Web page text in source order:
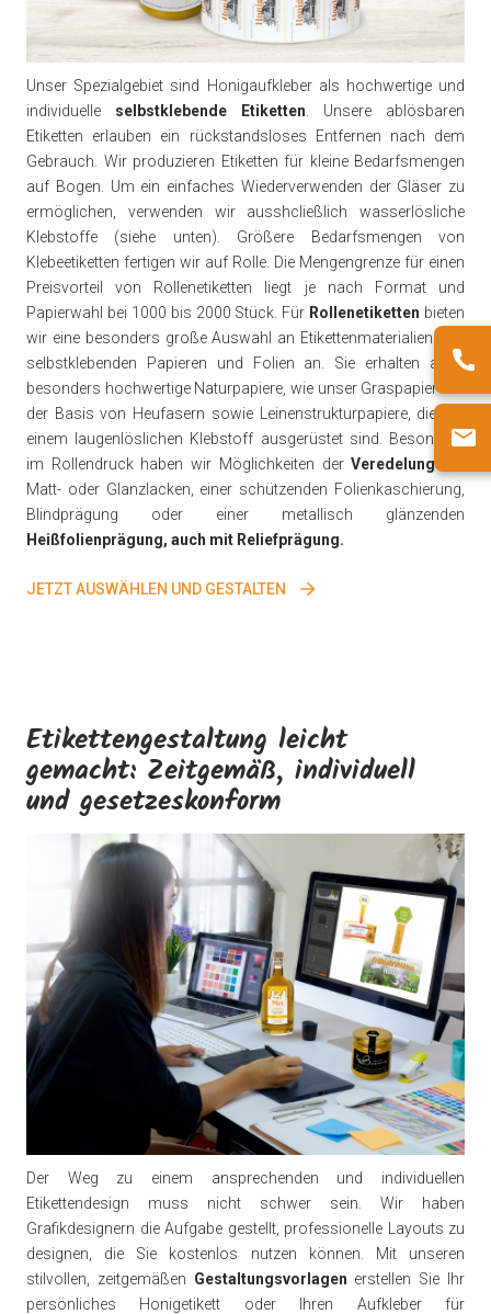
Unser Spezialgebiet sind Honigaufkleber als hochwertige und
individuelle selbstklebende Etiketten . Unsere ablösbaren
Etiketten erlauben ein rückstandsloses Entfernen‎ nach dem
Gebrauch. Wir produzieren Etiketten für kleine Bedarfsmengen
auf Bogen. Um ein einfaches Wiederverwenden der Gläser zu
ermöglichen, verwenden wir ausshcließlich wasserlösliche
Klebstoffe (siehe unten). Größere Bedarfsmengen von
Klebeetiketten fertigen wir auf Rolle. Die Mengengrenze für einen
Preisvorteil von Rollenetiketten liegt je nach Format und
Papierwahl bei 1000 bis 2000 Stück. Für Rollenetiketten bieten
wir eine besonders große Auswahl an Etikettenmaterialien von
selbstklebenden Papieren und Folien an. Sie erhalten auch
besonders hochwertige Naturpapiere, wie unser Graspapier auf
der Basis von Heufasern sowie Leinenstrukturpapiere, die mit
einem laugenlöslichen Klebstoff ausgerüstet sind. Besonders
im Rollendruck haben wir Möglichkeiten derVeredelungmit
Matt- oder Glanzlacken, einer schützenden Folienkaschierung,
Blindprägung oder einer metallisch glänzenden
Heißfolienprägung, auch mit Reliefprägung.
JETZT AUSWÄHLEN UND GESTALTEN
Etikettengestaltung leicht
gemacht: Zeitgemäß, individuell
und gesetzeskonform
Der Weg zu einem ansprechenden und individuellen
Etikettendesign muss nicht schwer sein. Wir haben
Grafikdesignern die Aufgabe gestellt, professionelle Layouts zu
designen, die Sie kostenlos nutzen können. Mit unseren
stilvollen, zeitgemäßen Gestaltungsvorlagen erstellen Sie Ihr
persönliches Honigetikett oder Ihren Aufkleber für